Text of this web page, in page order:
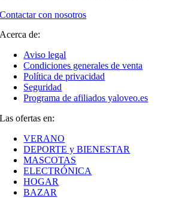
Contactar con nosotros
Acerca de:
Aviso legal
Condiciones generales de venta
Política de privacidad
Seguridad
Programa de afiliados yaloveo.es
Las ofertas en:
VERANO
DEPORTE y BIENESTAR
MASCOTAS
ELECTRÓNICA
HOGAR
BAZAR